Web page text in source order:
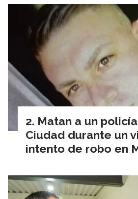
Matan a un
Ciudad durante un
intento de robo en